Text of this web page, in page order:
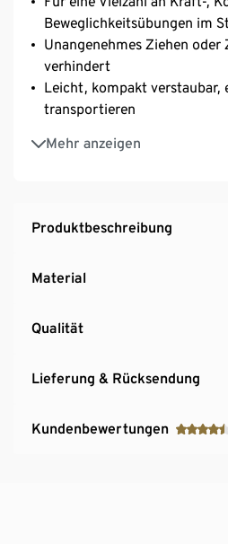
Beweglichkeitsübungen im
Unangenehmes Ziehen
verhindert
Leicht, kompakt verstaubar,
transportieren
Mehr anzeigen
Übungsbeispiele online
Produktbeschreibung
Material
Qualität
Lieferung & Rücksendung
Kundenbewertungen